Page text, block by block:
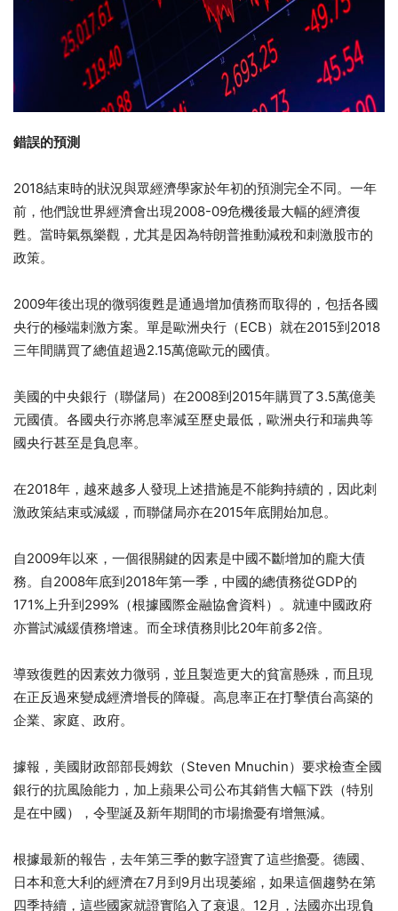
錯誤的預測
2018結束時的狀況與眾經濟學家於年初的預測完全不同。一年
前，他們說世界經濟會出現2008-09危機後最大幅的經濟復
甦。當時氣氛樂觀，尤其是因為特朗普推動減稅和刺激股市的
政策。
2009年後出現的微弱復甦是通過增加債務而取得的，包括各國
央行的極端刺激方案。單是歐洲央行（ECB）就在2015到2018
三年間購買了總值超過2.15萬億歐元的國債。
美國的中央銀行（聯儲局）在2008到2015年購買了3.5萬億美
元國債。各國央行亦將息率減至歷史最低，歐洲央行和瑞典等
國央行甚至是負息率。
在2018年，越來越多人發現上述措施是不能夠持續的，因此刺
激政策結束或減緩，而聯儲局亦在2015年底開始加息。
自2009年以來，一個很關鍵的因素是中國不斷增加的龐大債
務。自2008年底到2018年第一季，中國的總債務從GDP的
171%上升到299%（根據國際金融協會資料）。就連中國政府
亦嘗試減緩債務增速。而全球債務則比20年前多2倍。
導致復甦的因素效力微弱，並且製造更大的貧富懸殊，而且現
在正反過來變成經濟增長的障礙。高息率正在打擊債台高築的
企業、家庭、政府。
據報，美國財政部部長姆欽（Steven Mnuchin）要求檢查全國
銀行的抗風險能力，加上蘋果公司公布其銷售大幅下跌（特別
是在中國），令聖誕及新年期間的市場擔憂有增無減。
根據最新的報告，去年第三季的數字證實了這些擔憂。德國、
日本和意大利的經濟在7月到9月出現萎縮，如果這個趨勢在第
四季持續，這些國家就證實陷入了衰退。12月，法國亦出現負